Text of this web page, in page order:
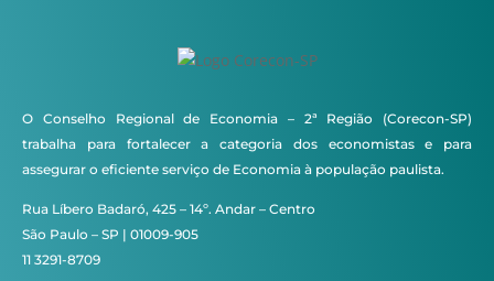
O Conselho Regional de Economia – 2ª Região (Corecon-SP)
trabalha para fortalecer a categoria dos economistas e para
assegurar o eficiente serviço de Economia à população paulista.
Rua Líbero Badaró, 425 – 14º. Andar – Centro
São Paulo – SP | 01009-905
11 3291-8709